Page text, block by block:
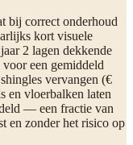
bij correct onderhoud
kort visuele
2 lagen dekkende
een gemiddeld
vervangen (€
en vloerbalken laten
— een fractie van
en zonder het risico op